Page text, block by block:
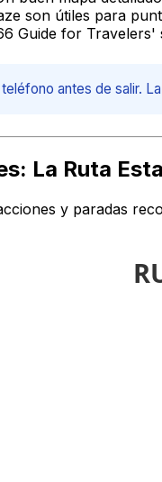
son útiles para
Guide for
antes de salir.
La Ruta
y paradas